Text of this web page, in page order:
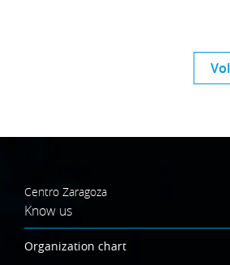
Centro Zaragoza
Know us
Organization chart